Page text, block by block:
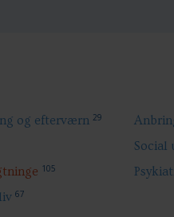
og efterværn 29
105
Social
67